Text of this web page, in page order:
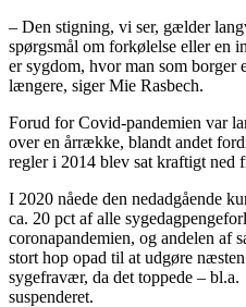
– Den stigning, vi ser, gælder
spørgsmål om forkølelse eller en
er sygdom, hvor man som borger
længere, siger Mie Rasbech.
Forud for Covid-pandemien var
over en årrække, blandt andet
regler i 2014 blev sat kraftigt ned
I 2020 nåede den nedadgående
ca. 20 pct af alle
coronapandemien, og andelen
stort hop opad til at udgøre
sygefravær, da det toppede –
suspenderet.